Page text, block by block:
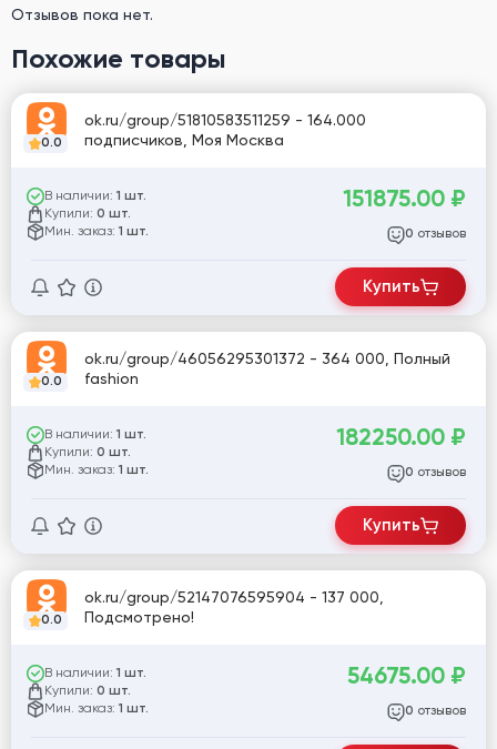
Отзывов пока нет.
Похожие товары
0.0
ok.ru/group/51810583511259 - 164.000
подписчиков, Моя Москва
В наличии: 1 шт.
Купили: 0 шт.
Мин. заказ: 1 шт.
151875.00 ₽
0 отзывов
Купить
0.0
ok.ru/group/46056295301372 - 364 000, Полный
fashion
В наличии: 1 шт.
Купили: 0 шт.
Мин. заказ: 1 шт.
182250.00 ₽
0 отзывов
Купить
0.0
ok.ru/group/52147076595904 - 137 000,
Подсмотрено!
В наличии: 1 шт.
Купили: 0 шт.
Мин. заказ: 1 шт.
54675.00 ₽
0 отзывов